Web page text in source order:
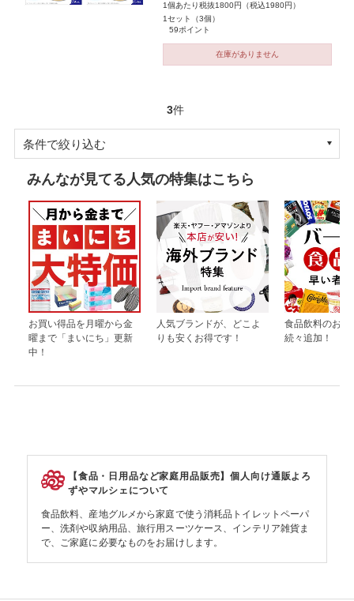
1個あたり税抜1800円（税込1980円）
1セット（3個）
59ポイント
在庫がありません
3件
条件で絞り込む
みんなが見てる人気の特集はこちら
お買い得品を月曜から金
曜まで「まいにち」更新
中！
人気ブランドが、どこよ
りも安くお得です！
食品飲料のお買
続々追加！
【食品・日用品など家庭用品販売】個人向け通販よろ
ずやマルシェについて
食品飲料、産地グルメから家庭で使う消耗品トイレットペーパ
ー、洗剤や収納用品、旅行用スーツケース、インテリア雑貨ま
で、ご家庭に必要なものをお届けします。